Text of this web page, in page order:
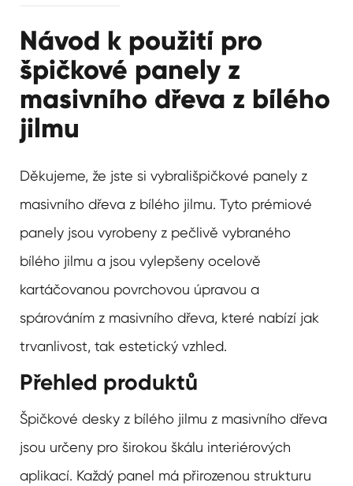
Návod k použití pro
špičkové panely z
masivního dřeva z bílého
jilmu
Děkujeme, že jste si vybrališpičkové panely z
masivního dřeva z bílého jilmu. Tyto prémiové
panely jsou vyrobeny z pečlivě vybraného
bílého jilmu a jsou vylepšeny ocelově
kartáčovanou povrchovou úpravou a
spárováním z masivního dřeva, které nabízí jak
trvanlivost, tak estetický vzhled.
Přehled produktů
Špičkové desky z bílého jilmu z masivního dřeva
jsou určeny pro širokou škálu interiérových
aplikací. Každý panel má přirozenou strukturu